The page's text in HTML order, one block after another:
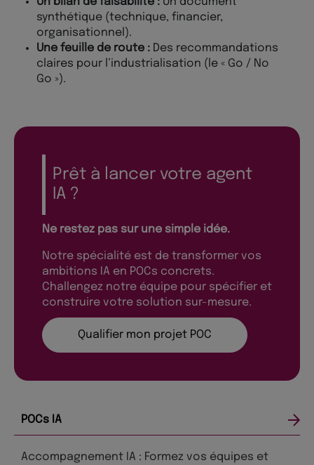
POCs IA
Accompagnement IA : Formez vos équipes et
synthétique (technique, financier,
organisationnel).
Une feuille de route : Des recommandations
claires pour l’industrialisation (le « Go / No
Go »).
Prêt à lancer votre agent
IA ?
Ne restez pas sur une simple idée.
Notre spécialité est de transformer vos
ambitions IA en POCs concrets.
Challengez notre équipe pour spécifier et
construire votre solution sur-mesure.
Qualifier mon projet POC